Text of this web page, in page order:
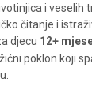
i veselih
čitanje i
djecu 12+
poklon koji